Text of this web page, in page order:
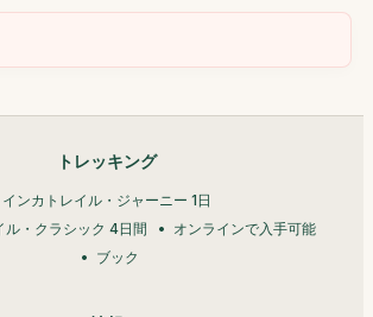
トレッキング
インカトレイル・ジャーニー 1日
ル・クラシック 4日間
オンラインで入手可能
ブック